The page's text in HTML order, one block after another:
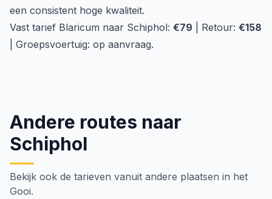
een consistent hoge kwaliteit.
Vast tarief Blaricum naar Schiphol: €79 | Retour: €158
| Groepsvoertuig: op aanvraag.
Andere routes naar
Schiphol
Bekijk ook de tarieven vanuit andere plaatsen in het
Gooi.